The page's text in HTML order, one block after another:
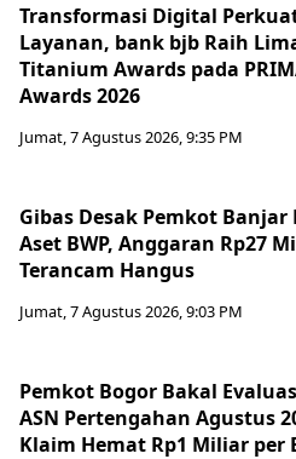
Transformasi Digital
Layanan, bank bjb Raih
Titanium Awards pada
Awards 2026
Jumat, 7 Agustus 2026, 9:35 PM
Gibas Desak Pemkot Banjar
Aset BWP, Anggaran Rp27
Terancam Hangus
Jumat, 7 Agustus 2026, 9:03 PM
Pemkot Bogor Bakal
ASN Pertengahan Agustus
Klaim Hemat Rp1 Miliar per